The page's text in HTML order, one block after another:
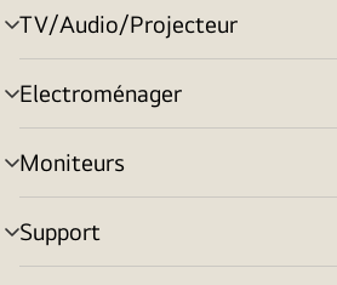
TV/Audio/Projecteur
menu
déroulant
Electroménager
menu
déroulant
Moniteurs
menu
déroulant
Support
menu
déroulant